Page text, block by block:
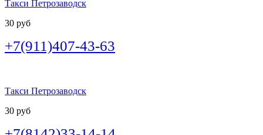
Такси Петрозаводск
30 руб
+7(911)407-43-63
Такси Петрозаводск
30 руб